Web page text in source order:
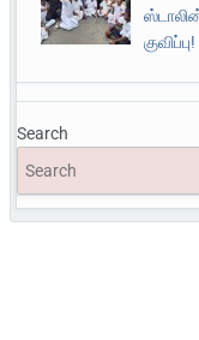
Search